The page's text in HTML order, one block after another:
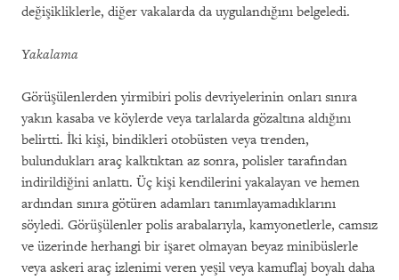
değişikliklerle, diğer vakalarda da uygulandığını belgeledi.
Yakalama
Görüşülenlerden yirmibiri polis devriyelerinin onları sınıra
yakın kasaba ve köylerde veya tarlalarda gözaltına aldığını
belirtti. İki kişi, bindikleri otobüsten veya trenden,
bulundukları araç kalktıktan az sonra, polisler tarafından
indirildiğini anlattı. Üç kişi kendilerini yakalayan ve hemen
ardından sınıra götüren adamları tanımlayamadıklarını
söyledi. Görüşülenler polis arabalarıyla, kamyonetlerle, camsız
ve üzerinde herhangi bir işaret olmayan beyaz minibüslerle
veya askeri araç izlenimi veren yeşil veya kamuflaj boyalı daha